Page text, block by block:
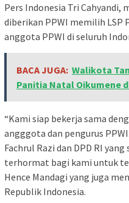
Pers Indonesia Tri Cahyandi,
diberikan PPWI memilih LSP
anggota PPWI di seluruh
BACA JUGA: Walikota
Panitia Natal Oikumene
“Kami siap bekerja sama
angggota dan pengurus
Fachrul Razi dan DPD RI
terhormat bagi kami untuk
Hence Mandagi yang juga
Republik Indonesia.